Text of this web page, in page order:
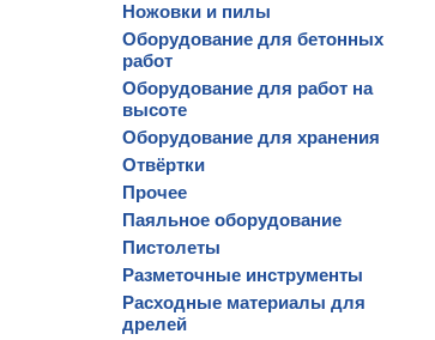
Ножовки и пилы
Оборудование для бетонных
работ
Оборудование для работ на
высоте
Оборудование для хранения
Отвёртки
Прочее
Паяльное оборудование
Пистолеты
Разметочные инструменты
Расходные материалы для
дрелей